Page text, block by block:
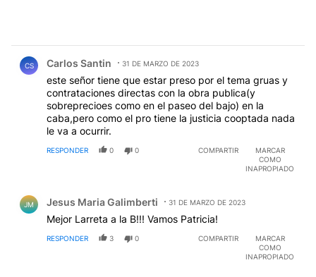
CS Carlos Santin 31 DE MARZO DE 2023
este señor tiene que estar preso por el tema gruas y
contrataciones directas con la obra publica(y
sobreprecioes como en el paseo del bajo) en la
caba,pero como el pro tiene la justicia cooptada nada
le va a ocurrir.
RESPONDER 0 0 COMPARTIR
MARCAR
COMO
INAPROPIADO
JM Jesus Maria Galimberti 31 DE MARZO DE 2023
Mejor Larreta a la B!!! Vamos Patricia!
RESPONDER 3 0 COMPARTIR
MARCAR
COMO
INAPROPIADO